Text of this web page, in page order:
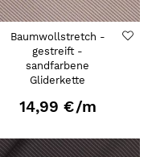
Baumwollstretch -
gestreift -
sandfarbene
Gliderkette
14,99 €/m